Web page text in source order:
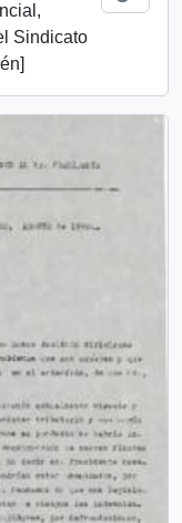
Sindicato